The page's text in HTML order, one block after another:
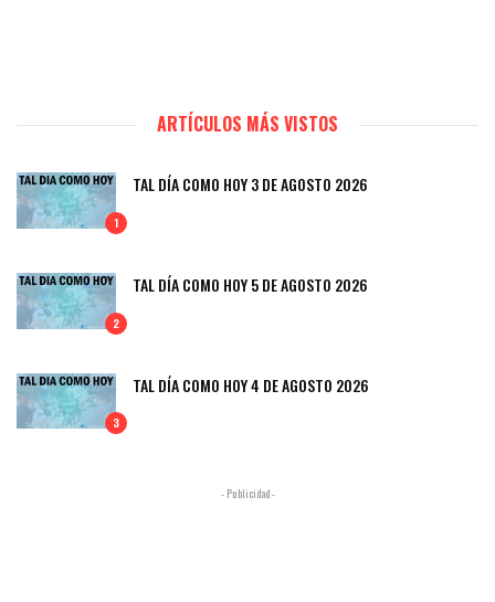
ARTÍCULOS MÁS VISTOS
1
TAL DÍA COMO HOY 3 DE AGOSTO 2026
2
TAL DÍA COMO HOY 5 DE AGOSTO 2026
3
TAL DÍA COMO HOY 4 DE AGOSTO 2026
- Publicidad -